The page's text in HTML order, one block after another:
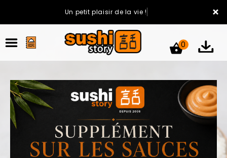
×
Un petit plaisir de la vie !
ACCUEIL
0